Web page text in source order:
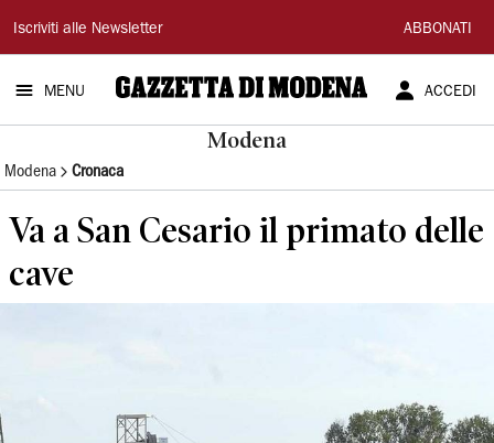
Gazzetta
di
Modena
Iscriviti alle Newsletter ABBONATI
MENU ACCEDI
Modena
Modena Cronaca
Va a San Cesario il primato delle
cave